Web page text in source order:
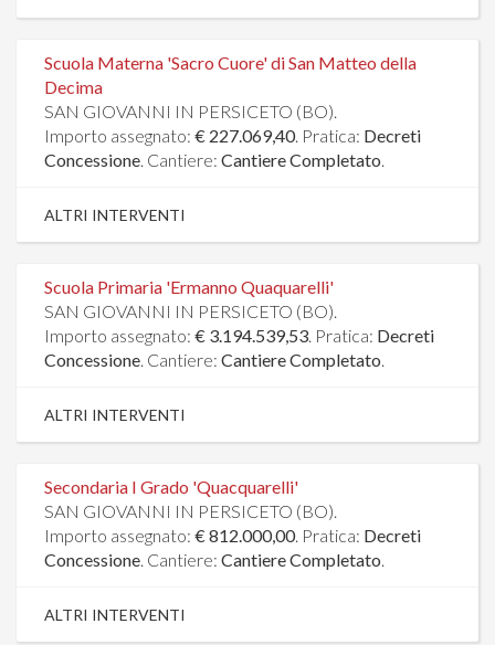
Scuola Materna 'Sacro Cuore' di San Matteo della
Decima
SAN GIOVANNI IN PERSICETO (BO).
Importo assegnato: € 227.069,40. Pratica: Decreti
Concessione. Cantiere: Cantiere Completato.
ALTRI INTERVENTI
Scuola Primaria 'Ermanno Quaquarelli'
SAN GIOVANNI IN PERSICETO (BO).
Importo assegnato: € 3.194.539,53. Pratica: Decreti
Concessione. Cantiere: Cantiere Completato.
ALTRI INTERVENTI
Secondaria I Grado 'Quacquarelli'
SAN GIOVANNI IN PERSICETO (BO).
Importo assegnato: € 812.000,00. Pratica: Decreti
Concessione. Cantiere: Cantiere Completato.
ALTRI INTERVENTI